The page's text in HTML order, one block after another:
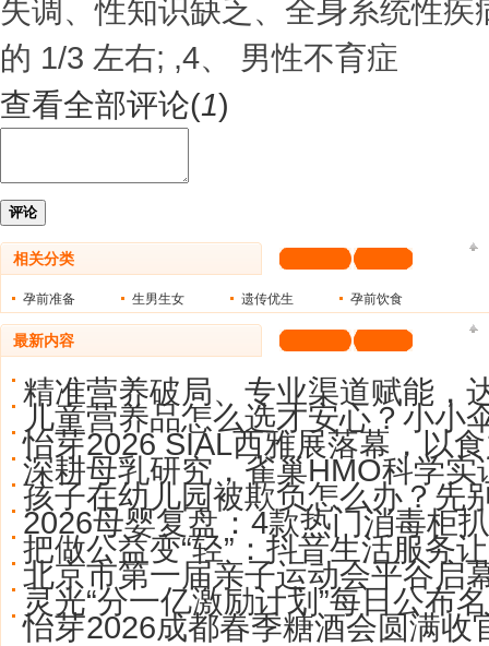
失调、性知识缺乏、全身系统性
的 1/3 左右; ,4、 男性不育症
查看全部评论(1)
评论
相关分类
孕前准备 生男生女 遗传优生 孕前饮食
最新内容
精准营养破局、专业渠道赋能，
儿童营养品怎么选才安心？小小
怡芽2026 SIAL西雅展落幕，以
深耕母乳研究，雀巢HMO科学实
孩子在幼儿园被欺负怎么办？先
2026母婴复盘：4款热门消毒柜
把做公益变“轻”：抖音生活服务让
北京市第一届亲子运动会平谷启
灵光“分一亿激励计划”每日公布名
怡芽2026成都春季糖酒会圆满收